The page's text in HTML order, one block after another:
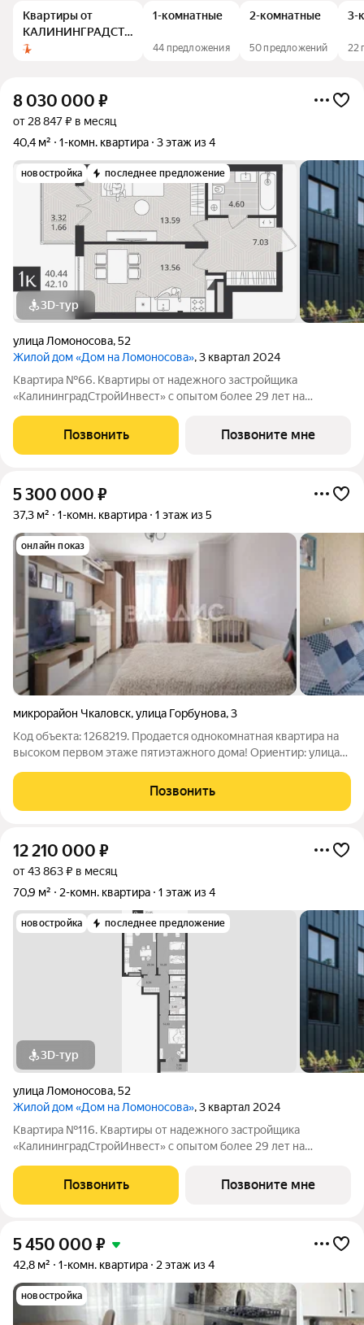
Квартиры от
КАЛИНИНГРАДСТРОЙ
ИНВЕСТ
1-комнатные
44 предложения
2-комнатные
50 предложений
3-
22
8 030 000 ₽
от 28 847 ₽ в месяц
40,4 м²
1-комн. квартира 3 этаж из 4
новостройка последнее предложение
3D-тур
улица Ломоносова,52
Жилой дом «Дом на Ломоносова», 3 квартал 2024
Квартира №66. Квартиры от надежного застройщика
«КалининградСтройИнвест» с опытом более 29 лет на
малоэтажного строительства, который расположен в
Центральном районе города в пешей доступности от
Позвонить Позвоните мне
5 300 000 ₽
37,3 м² 1-комн. квартира 1 этаж из 5
онлайн показ
микрорайон Чкаловск,улица Горбунова,3
Код объекта: 1268219. Продается однокомнатная квартира на
высоком первом этаже пятиэтажного дома! Ориентир: улица
не угловая. Мебель частично остается новому хозяину,
остальное
Позвонить
12 210 000 ₽
от 43 863 ₽ в месяц
70,9 м²
2-комн. квартира 1 этаж из 4
новостройка последнее предложение
3D-тур
улица Ломоносова,52
Жилой дом «Дом на Ломоносова», 3 квартал 2024
Квартира №116. Квартиры от надежного застройщика
«КалининградСтройИнвест» с опытом более 29 лет на
малоэтажного строительства, который расположен в
Центральном районе города в пешей доступности от
Позвонить Позвоните мне
5 450 000 ₽
42,8 м² 1-комн. квартира 2 этаж из 4
новостройка